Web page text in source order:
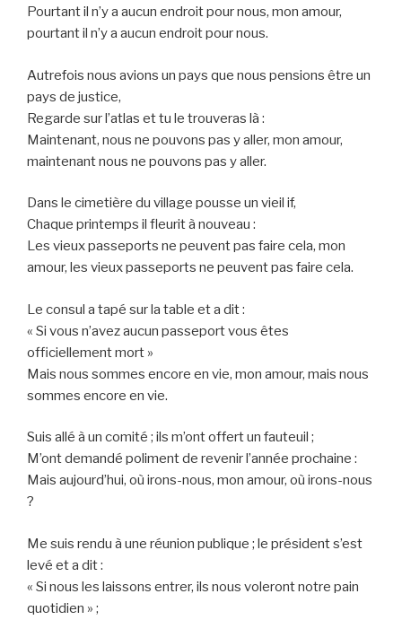
Pourtant il n’y a aucun endroit pour nous, mon amour,
pourtant il n’y a aucun endroit pour nous.
Autrefois nous avions un pays que nous pensions être un
pays de justice,
Regarde sur l’atlas et tu le trouveras là :
Maintenant, nous ne pouvons pas y aller, mon amour,
maintenant nous ne pouvons pas y aller.
Dans le cimetière du village pousse un vieil if,
Chaque printemps il fleurit à nouveau :
Les vieux passeports ne peuvent pas faire cela, mon
amour, les vieux passeports ne peuvent pas faire cela.
Le consul a tapé sur la table et a dit :
« Si vous n’avez aucun passeport vous êtes
officiellement mort »
Mais nous sommes encore en vie, mon amour, mais nous
sommes encore en vie.
Suis allé à un comité ; ils m’ont offert un fauteuil ;
M’ont demandé poliment de revenir l’année prochaine :
Mais aujourd’hui, où irons-nous, mon amour, où irons-nous
?
Me suis rendu à une réunion publique ; le président s’est
levé et a dit :
« Si nous les laissons entrer, ils nous voleront notre pain
quotidien » ;